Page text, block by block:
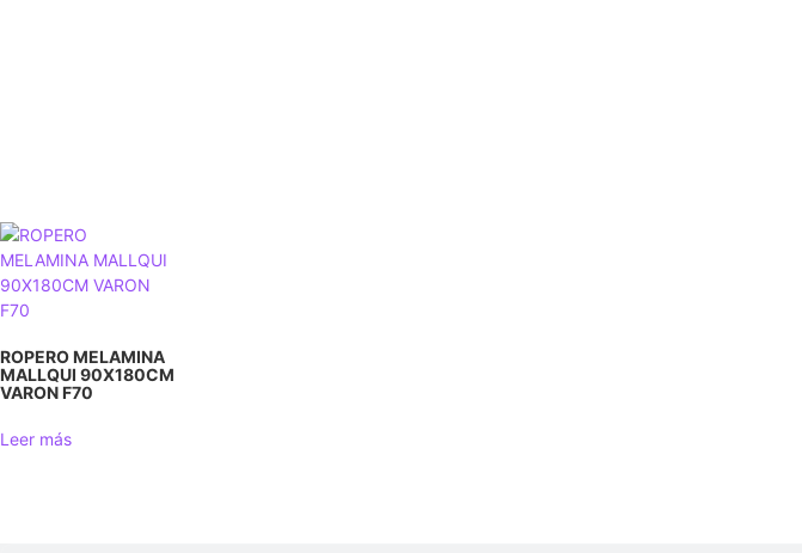
ROPERO MELAMINA
MALLQUI 90X180CM
VARON F70
Leer más